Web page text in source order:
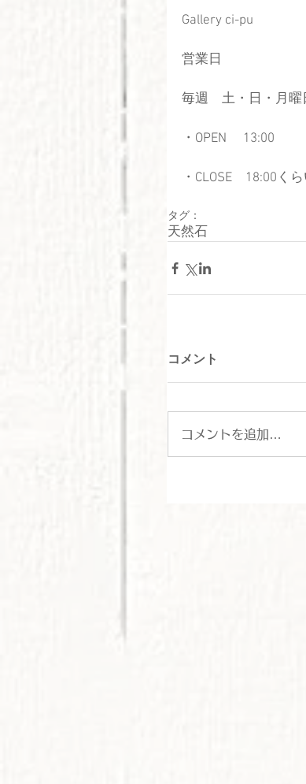
Gallery ci-pu
営業日
毎週　土・日・月曜
・OPEN 　13:00
・CLOSE　18:00く
タグ：
天然石
コメント
コメントを追加…